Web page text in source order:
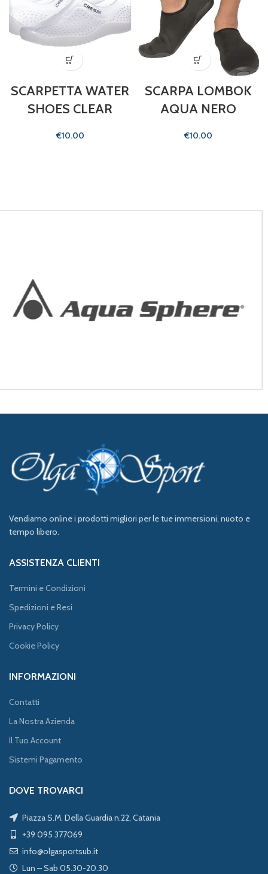
SCARPETTA WATER
SHOES CLEAR
€
SCARPA LOMBOK
AQUA NERO
€
Vendiamo online i prodotti migliori per le tue immersioni, nuoto e
tempo libero.
ASSISTENZA CLIENTI
Termini e Condizioni
Spedizioni e Resi
Privacy Policy
Cookie Policy
INFORMAZIONI
Contatti
La Nostra Azienda
Il Tuo Account
Sistemi Pagamento
DOVE TROVARCI
Piazza S.M. Della Guardia n.22, Catania
+39 095 377069
info@olgasportsub.it
Lun – Sab 05.30-20.30